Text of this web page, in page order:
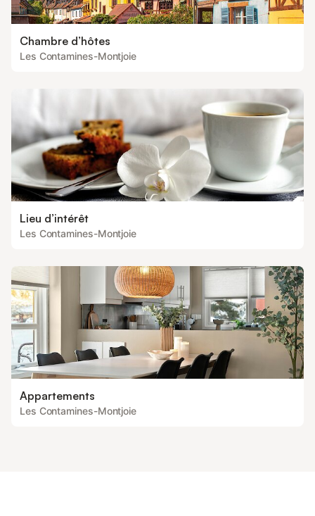
Chambre d’hôtes
Les Contamines-Montjoie
Lieu d’intérêt
Les Contamines-Montjoie
Appartements
Les Contamines-Montjoie